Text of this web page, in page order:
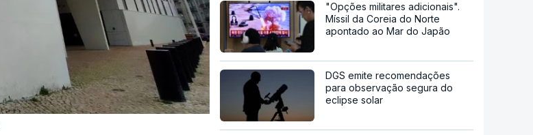
"Opções militares adicionais".
Míssil da Coreia do Norte
apontado ao Mar do Japão
DGS emite recomendações
para observação segura do
eclipse solar